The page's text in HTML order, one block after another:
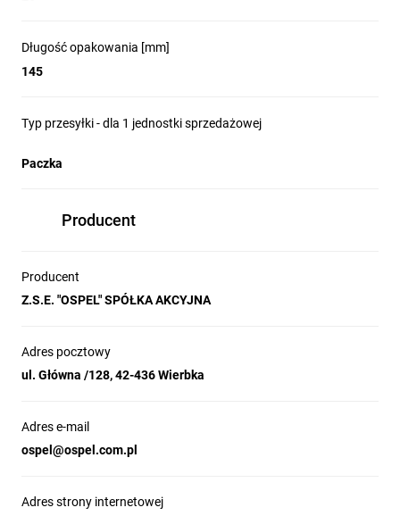
Długość opakowania [mm]
145
Typ przesyłki - dla 1 jednostki sprzedażowej
Paczka
Producent
Producent
Z.S.E. "OSPEL" SPÓŁKA AKCYJNA
Adres pocztowy
ul. Główna /128, 42-436 Wierbka
Adres e-mail
ospel@ospel.com.pl
Adres strony internetowej